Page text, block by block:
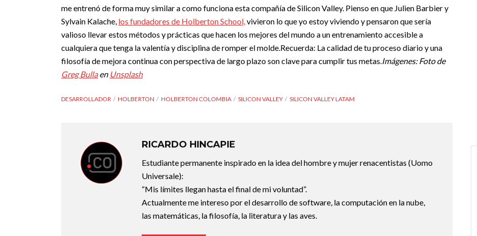
me entrenó de forma muy similar a como funciona esta compañía de Silicon Valley. Pienso en que Julien Barbier y
Sylvain Kalache, los fundadores de Holberton School,vivieron lo que yo estoy viviendo y pensaron que sería
valioso llevar estos métodos y prácticas que hacen los mejores del mundo a un entrenamiento accesible a
cualquiera que tenga la valentía y disciplina de romper el molde.Recuerda: La calidad de tu proceso diario y una
filosofía de mejora continua con perspectiva de largo plazo son clave para cumplir tus metas.Imágenes: Foto de
Greg Bullaen Unsplash
DESARROLLADOR HOLBERTON HOLBERTON COLOMBIA SILICON VALLEY SILICON VALLEY LATAM
RICARDO HINCAPIE
Estudiante permanente inspirado en la idea del hombre y mujer renacentistas (Uomo
Universale):
“Mis límites llegan hasta el final de mi voluntad”.
Actualmente me intereso por el desarrollo de software, la computación en la nube,
las matemáticas, la filosofía, la literatura y las aves.